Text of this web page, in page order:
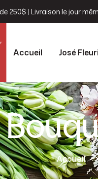
250$ | Livraison le jour
Accueil José
Accueil